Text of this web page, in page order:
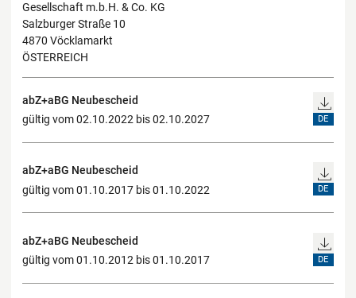
Gesellschaft m.b.H. & Co. KG
Salzburger Straße 10
4870 Vöcklamarkt
ÖSTERREICH
abZ+aBG Neubescheid
gültig vom 02.10.2022 bis 02.10.2027
DE
abZ+aBG Neubescheid
gültig vom 01.10.2017 bis 01.10.2022
DE
abZ+aBG Neubescheid
gültig vom 01.10.2012 bis 01.10.2017
DE